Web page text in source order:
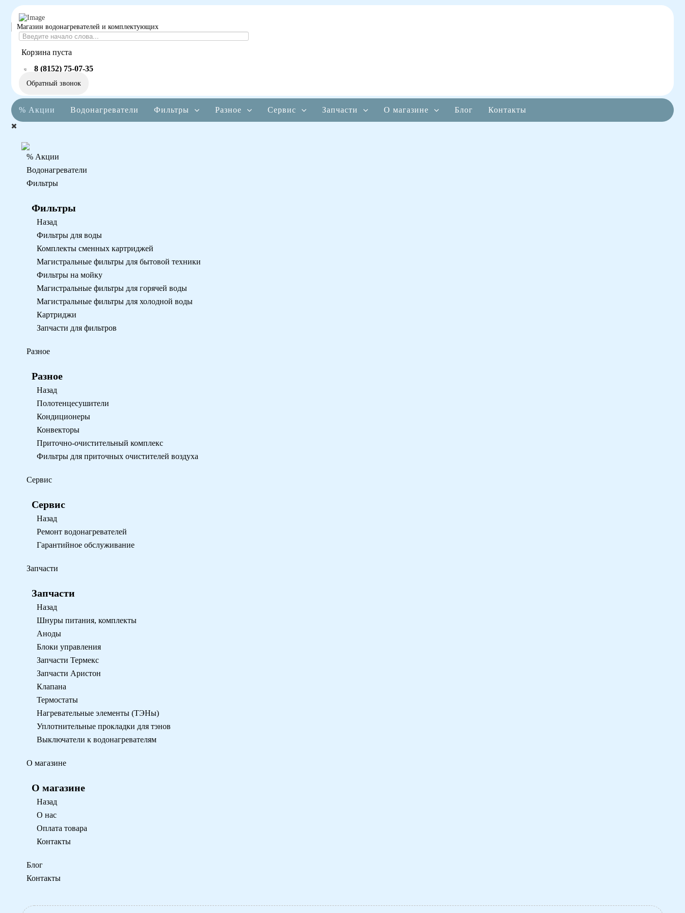
Магазин водонагревателей и комплектующих
Корзина пуста
8 (8152) 75-07-35
Обратный звонок
% Акции Водонагреватели Фильтры Разное Сервис Запчасти О магазине Блог Контакты
% Акции
Водонагреватели
Фильтры
Фильтры
Назад
Фильтры для воды
Комплекты сменных картриджей
Магистральные фильтры для бытовой техники
Фильтры на мойку
Магистральные фильтры для горячей воды
Магистральные фильтры для холодной воды
Картриджи
Запчасти для фильтров
Разное
Разное
Назад
Полотенцесушители
Кондиционеры
Конвекторы
Приточно-очистительный комплекс
Фильтры для приточных очистителей воздуха
Сервис
Сервис
Назад
Ремонт водонагревателей
Гарантийное обслуживание
Запчасти
Запчасти
Назад
Шнуры питания, комплекты
Аноды
Блоки управления
Запчасти Термекс
Запчасти Аристон
Клапана
Термостаты
Нагревательные элементы (ТЭНы)
Уплотнительные прокладки для тэнов
Выключатели к водонагревателям
О магазине
О магазине
Назад
О нас
Оплата товара
Контакты
Блог
Контакты